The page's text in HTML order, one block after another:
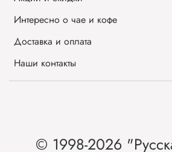
Интересно о чае и кофе
Доставка и оплата
Наши контакты
© 1998-2026